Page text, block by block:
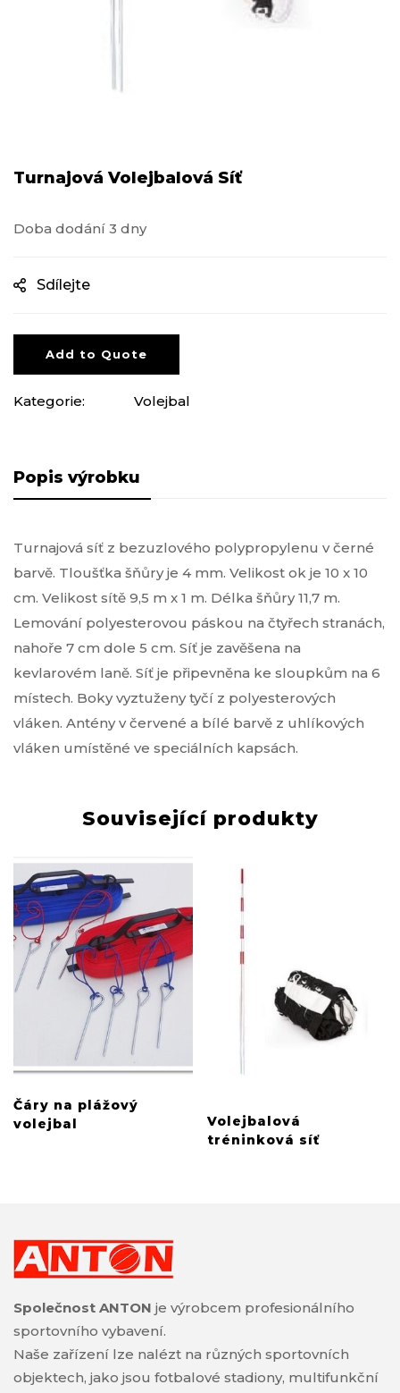
Turnajová Volejbalová Síť
Doba dodání 3 dny
Sdílejte
Add to Quote
Kategorie: Volejbal
Popis produktu
Turnajová síť z bezuzlového polypropylenu v černé
barvě. Tloušťka šňůry je 4 mm. Velikost ok je 10 x 10
cm. Velikost sítě 9,5 m x 1 m. Délka šňůry 11,7 m.
Lemování polyesterovou páskou na čtyřech stranách,
nahoře 7 cm dole 5 cm. Síť je zavěšena na
kevlarovém laně. Síť je připevněna ke sloupkům na 6
místech. Boky vyztuženy tyčí z polyesterových
vláken. Antény v červené a bílé barvě z uhlíkových
vláken umístěné ve speciálních kapsách.
Související produkty
Čáry na plážový
volejbal
Volejbalová
tréninková síť
Společnost ANTON je výrobcem profesionálního
sportovního vybavení.
Naše zařízení lze nalézt na různých sportovních
objektech, jako jsou fotbalové stadiony, multifunkční